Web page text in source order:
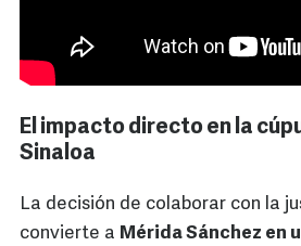
El impacto directo en la
Sinaloa
La decisión de colaborar con la
convierte a Mérida Sánchez en